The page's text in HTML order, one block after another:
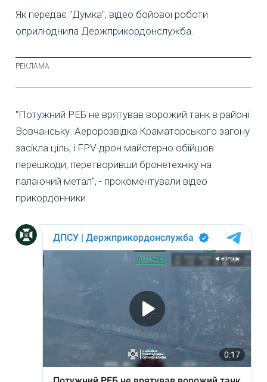
Як передає "Думка", відео бойової роботи
оприлюднила Держприкордонслужба.
"Потужний РЕБ не врятував ворожий танк в районі
Вовчанську. Аеророзвідка Краматорського загону
засікла ціль, і FPV-дрон майстерно обійшов
перешкоди, перетворивши бронетехніку на
палаючий метал", - прокоментували відео
прикордонники.